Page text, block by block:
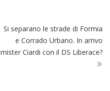
Si separano le strade di Formia
e Corrado Urbano. In arrivo
mister Ciardi con il DS Liberace?